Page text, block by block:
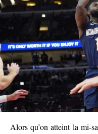
Alors qu’on atteint la mi-